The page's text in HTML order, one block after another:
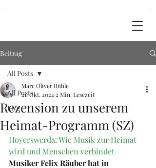
Beitrag
All Posts
Live
All Posts
Rezension zu unserem
Heimat-Programm (SZ)
Marc Oliver Rühle
21. Okt. 2024 2 Min. Lesezeit
Hoyerswerda: Wie Musik zur Heimat
wird und Menschen verbindet
Musiker Felix Räuber hat in